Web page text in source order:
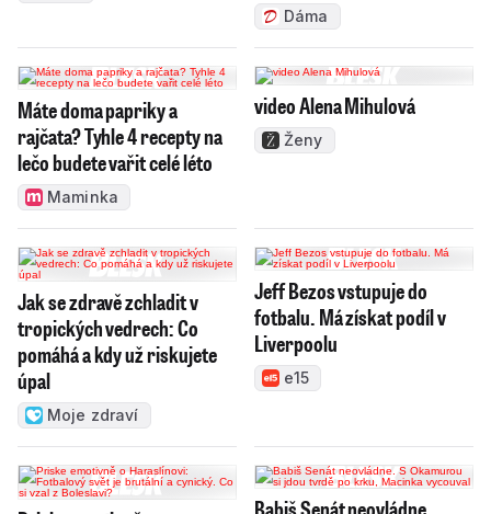
Dáma
Máte doma papriky a
rajčata? Tyhle 4 recepty na
lečo budete vařit celé léto
Maminka
video Alena Mihulová
Ženy
Jak se zdravě zchladit v
tropických vedrech: Co
pomáhá a kdy už riskujete
úpal
Moje zdraví
Jeff Bezos vstupuje do
fotbalu. Má získat podíl v
Liverpoolu
e15
Babiš Senát neovládne.